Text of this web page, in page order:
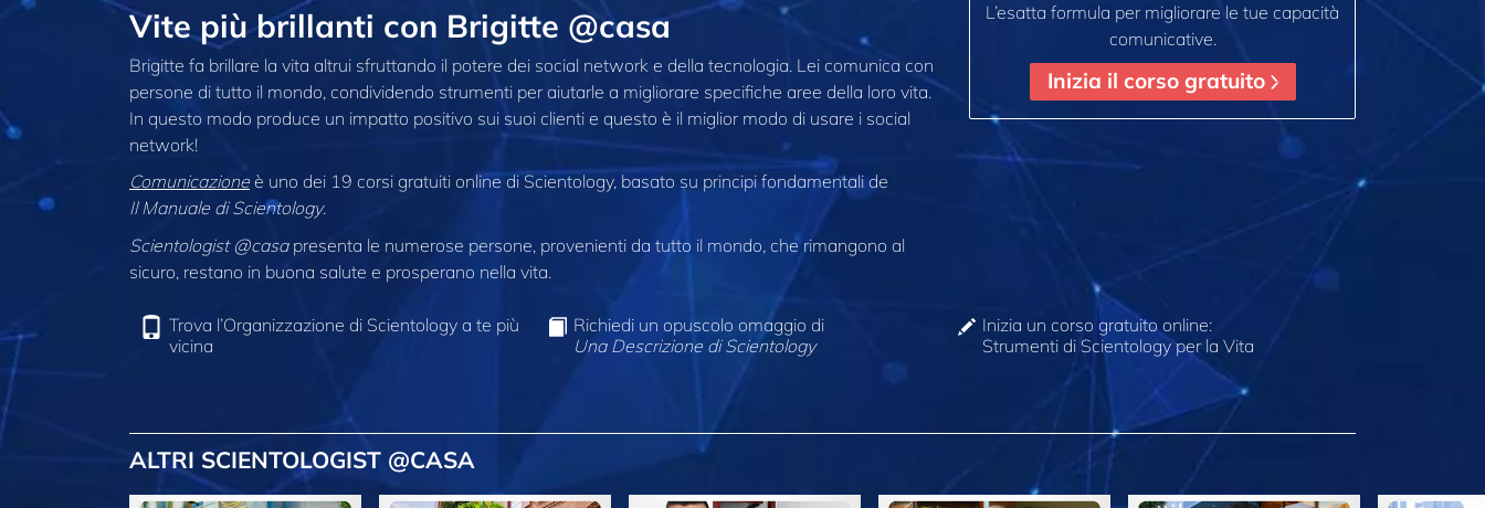
Vite più brillanti con Brigitte @casa
Brigitte fa brillare la vita altrui sfruttando il potere dei social network e della tecnologia. Lei comunica con
persone di tutto il mondo, condividendo strumenti per aiutarle a migliorare specifiche aree della loro vita.
In questo modo produce un impatto positivo sui suoi clienti e questo è il miglior modo di usare i social
network!
Comunicazioneè uno dei 19 corsi gratuiti online di Scientology, basato su principi fondamentali de
Il Manuale di Scientology.
Scientologist @casapresenta le numerose persone, provenienti da tutto il mondo, che rimangono al
sicuro, restano in buona salute e prosperano nella vita.
L’esatta formula per migliorare le tue capacità
comunicative.
Inizia il corso gratuito
Trova l’Organizzazione di Scientology a te più
vicina
Richiedi un opuscolo omaggio di
Una Descrizione di Scientology
Inizia un corso gratuito online:
Strumenti di Scientology per la Vita
ALTRI SCIENTOLOGIST @CASA